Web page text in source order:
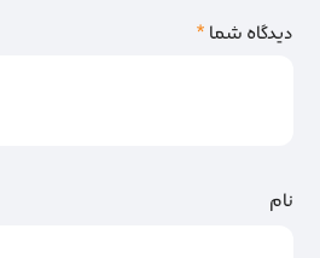
دیدگاه شما*
نام